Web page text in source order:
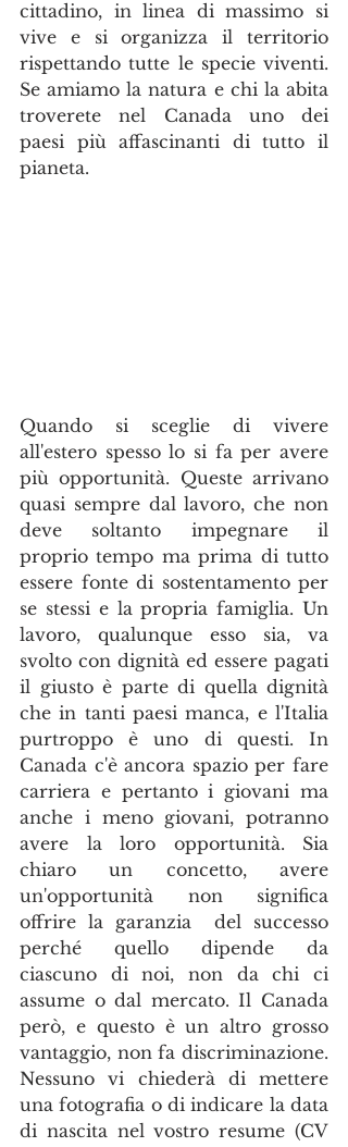
cittadino, in linea di massimo si
vive e si organizza il territorio
rispettando tutte le specie viventi.
Se amiamo la natura e chi la abita
troverete nel Canada uno dei
paesi più affascinanti di tutto il
pianeta.
Quando si sceglie di vivere
all'estero spesso lo si fa per avere
più opportunità. Queste arrivano
quasi sempre dal lavoro, che non
deve soltanto impegnare il
proprio tempo ma prima di tutto
essere fonte di sostentamento per
se stessi e la propria famiglia. Un
lavoro, qualunque esso sia, va
svolto con dignità ed essere pagati
il giusto è parte di quella dignità
che in tanti paesi manca, e l'Italia
purtroppo è uno di questi. In
Canada c'è ancora spazio per fare
carriera e pertanto i giovani ma
anche i meno giovani, potranno
avere la loro opportunità. Sia
chiaro un concetto, avere
un'opportunità non significa
offrire la garanzia  del successo
perché quello dipende da
ciascuno di noi, non da chi ci
assume o dal mercato. Il Canada
però, e questo è un altro grosso
vantaggio, non fa discriminazione.
Nessuno vi chiederà di mettere
una fotografia o di indicare la data
di nascita nel vostro resume (CV